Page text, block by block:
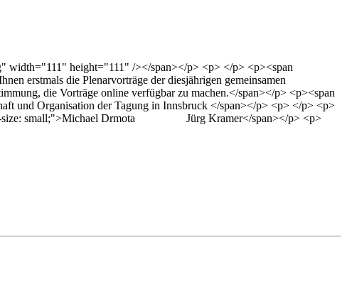
width="111" height="111" /></span></p> <p> </p> <p><span
erstmals die Plenarvorträge der diesjährigen gemeinsamen
die Vorträge online verfügbar zu machen.</span></p> <p><span
und Organisation der Tagung in Innsbruck </span></p> <p> </p> <p>
size: small;">Michael Drmota Jürg Kramer</span></p> <p>